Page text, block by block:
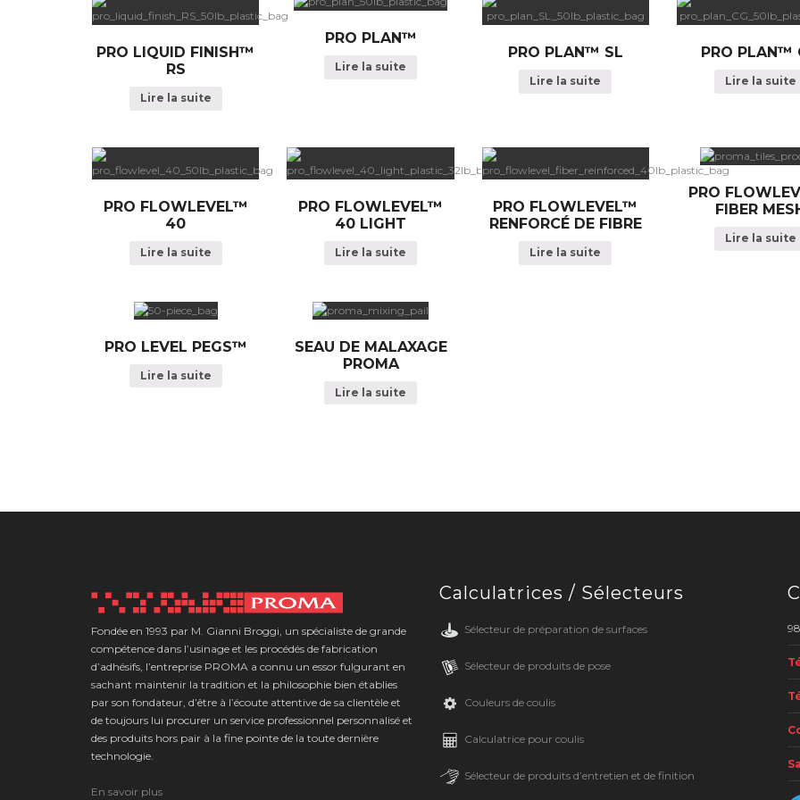
PRO LIQUID FINISH™
RS
Lire la suite
PRO PLAN™
Lire la suite
PRO PLAN™ SL
Lire la suite
PRO PLAN™
Lire la suite
PRO FLOWLEVEL™
40
Lire la suite
PRO FLOWLEVEL™
40 LIGHT
Lire la suite
PRO FLOWLEVEL™
RENFORCÉ DE FIBRE
Lire la suite
PRO
FIBER
Lire la suite
PRO LEVEL PEGS™
Lire la suite
SEAU DE MALAXAGE
PROMA
Lire la suite
Fondée en 1993 par M. Gianni Broggi, un spécialiste de grande
compétence dans l’usinage et les procédés de fabrication
d’adhésifs, l’entreprise PROMA a connu un essor fulgurant en
sachant maintenir la tradition et la philosophie bien établies
par son fondateur, d’être à l’écoute attentive de sa clientèle et
de toujours lui procurer un service professionnel personnalisé et
des produits hors pair à la fine pointe de la toute dernière
technologie.
En savoir plus
Calculatrices / Sélecteurs
Sélecteur de préparation de surfaces
Sélecteur de produits de pose
Couleurs de coulis
Calculatrice pour coulis
Sélecteur de produits d’entretien et de finition